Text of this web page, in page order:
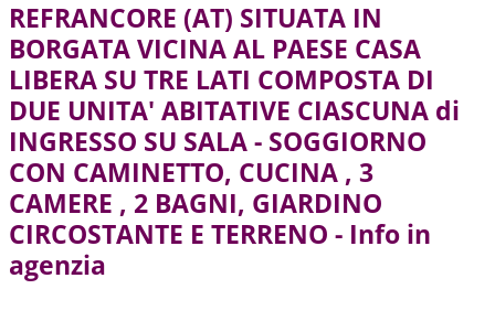
REFRANCORE (AT) SITUATA IN
BORGATA VICINA AL PAESE CASA
LIBERA SU TRE LATI COMPOSTA DI
DUE UNITA' ABITATIVE CIASCUNA di
INGRESSO SU SALA - SOGGIORNO
CON CAMINETTO, CUCINA , 3
CAMERE , 2 BAGNI, GIARDINO
CIRCOSTANTE E TERRENO - Info in
agenzia